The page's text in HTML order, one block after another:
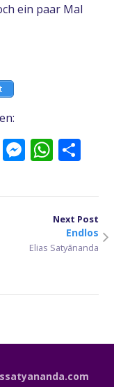
ein paar Mal
Telegram
Next Post
Endlos
Elias Satyānanda